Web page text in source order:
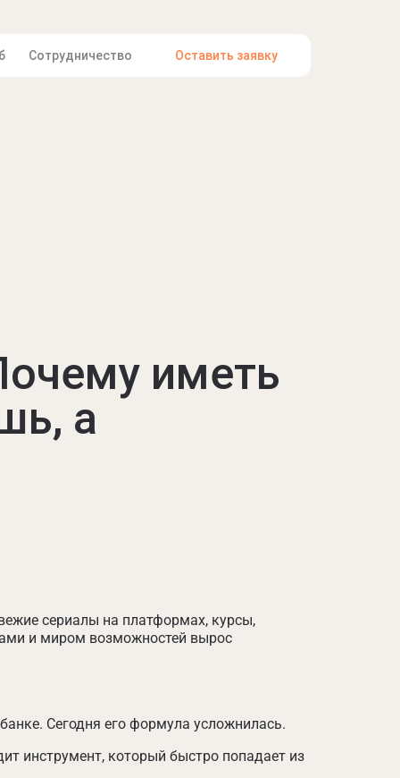
Сотрудничество Оставить заявку
иметь
а
сериалы на платформах, курсы,
и миром возможностей вырос
Сегодня его формула усложнилась.
инструмент, который быстро попадает из